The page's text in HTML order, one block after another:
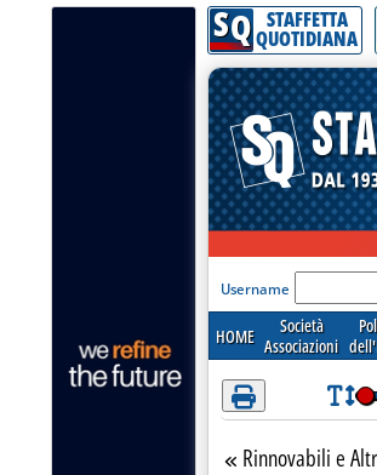
Attenzione! Esegui l'accesso per lèggere
SQ STAFFETTA
QUOTIDIANA
'Modulo
Username
HOME
Società
Associazioni
Torna alla sezione
Rinnovabili e